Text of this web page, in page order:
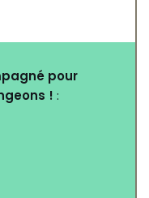
pour
! :